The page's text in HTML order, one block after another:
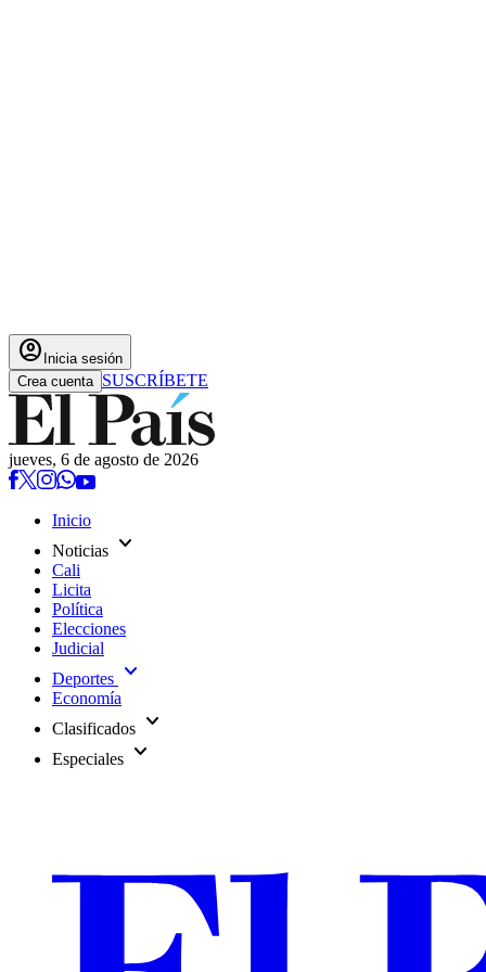
account_circle Inicia sesión
Crea cuenta SUSCRÍBETE
jueves, 6 de agosto de 2026
Inicio
Noticias expand_more
Cali
Licita
Política
Elecciones
Judicial
Deportes expand_more
Economía
Clasificados expand_more
Especiales expand_more